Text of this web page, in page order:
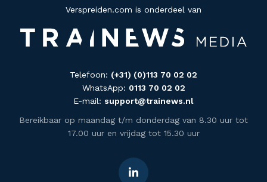
Verspreiden.com is onderdeel van
Telefoon: (+31) (0)113 70 02 02
WhatsApp: 0113 70 02 02
E-mail: support@trainews.nl
Bereikbaar op maandag t/m donderdag van 8.30 uur tot
17.00 uur en vrijdag tot 15.30 uur